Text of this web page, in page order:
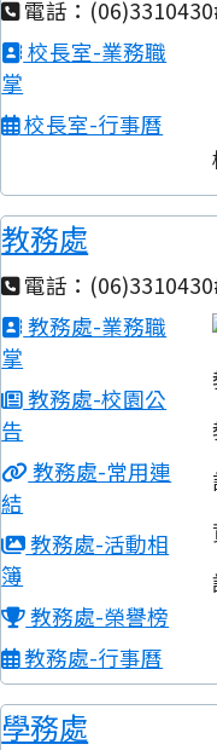
電話：
校長室-業務職
掌
校長室-行事曆
教務處
電話：
教務處-業務職
掌
教務處-校園公
告
教務處-常用連
結
教務處-活動相
簿
教務處-榮譽榜
教務處-行事曆
學務處